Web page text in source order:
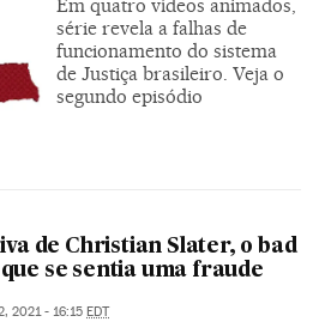
Em quatro vídeos animados,
série revela a falhas de
funcionamento do sistema
de Justiça brasileiro. Veja o
segundo episódio
de Christian Slater, o bad
se sentia uma fraude
2021 - 16:15 EDT